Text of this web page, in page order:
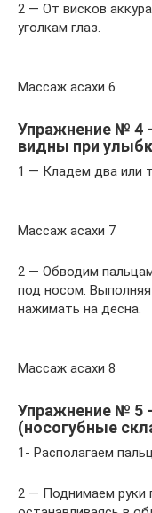
2 — От висков
уголкам глаз.
Массаж асахи 6
Упражнение № 4
видны при
1 — Кладем два или
Массаж асахи 7
2 — Обводим
под носом.
нажимать на десна.
Массаж асахи 8
Упражнение № 5
(носогубные
1- Располагаем
2 — Поднимаем руки